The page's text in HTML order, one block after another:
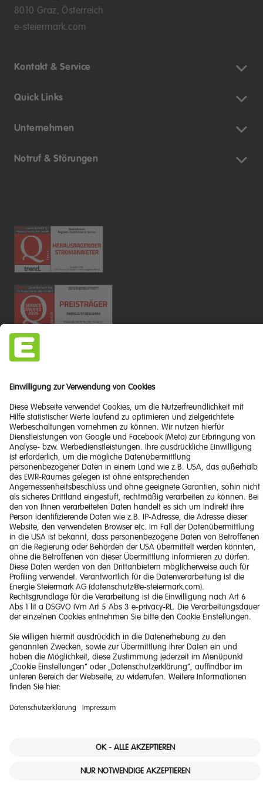
8010 Graz, Österreich
e-steiermark.com
Kontakt & Service
Quick Links
Unternehmen
Notruf & Störungen
Impressum
Barrierefreiheitserklärung
Datenschutzerklärung
Downloads
© 2026 Energie Steiermark